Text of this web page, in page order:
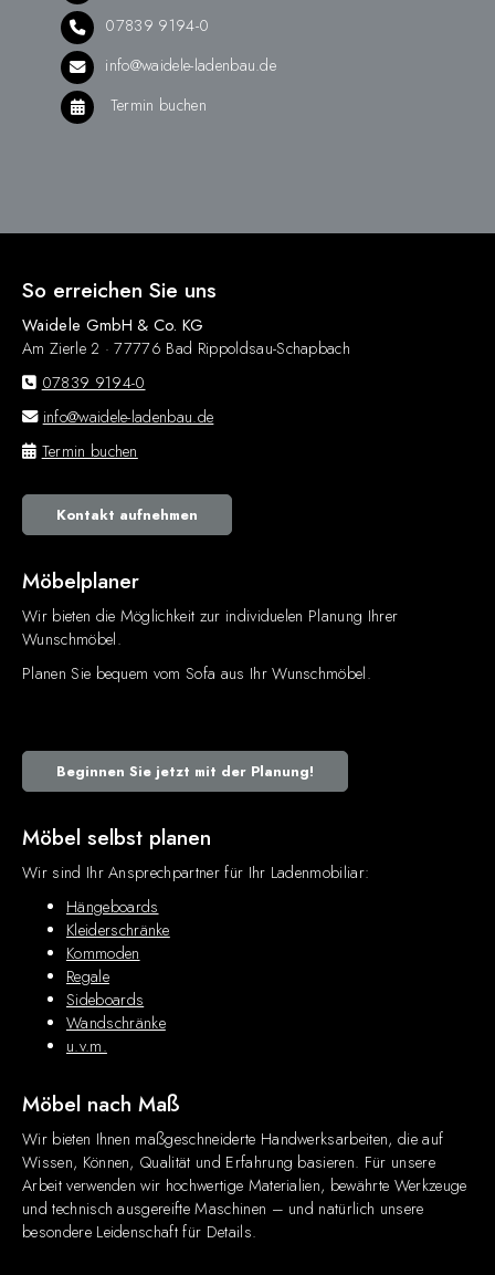
07839 9194-0
info@waidele-ladenbau.de
Termin buchen
So erreichen Sie uns
Waidele GmbH & Co. KG
Am Zierle 2 · 77776 Bad Rippoldsau-Schapbach
07839 9194-0
info@waidele-ladenbau.de
Termin buchen
Kontakt aufnehmen
Möbelplaner
Wir bieten die Möglichkeit zur individuelen Planung Ihrer
Wunschmöbel.
Planen Sie bequem vom Sofa aus Ihr Wunschmöbel.
Beginnen Sie jetzt mit der Planung!
Möbel selbst planen
Wir sind Ihr Ansprechpartner für Ihr Ladenmobiliar:
Hängeboards
Kleiderschränke
Kommoden
Regale
Sideboards
Wandschränke
u.v.m.
Möbel nach Maß
Wir bieten Ihnen maßgeschneiderte Handwerksarbeiten, die auf
Wissen, Können, Qualität und Erfahrung basieren. Für unsere
Arbeit verwenden wir hochwertige Materialien, bewährte Werkzeuge
und technisch ausgereifte Maschinen – und natürlich unsere
besondere Leidenschaft für Details.